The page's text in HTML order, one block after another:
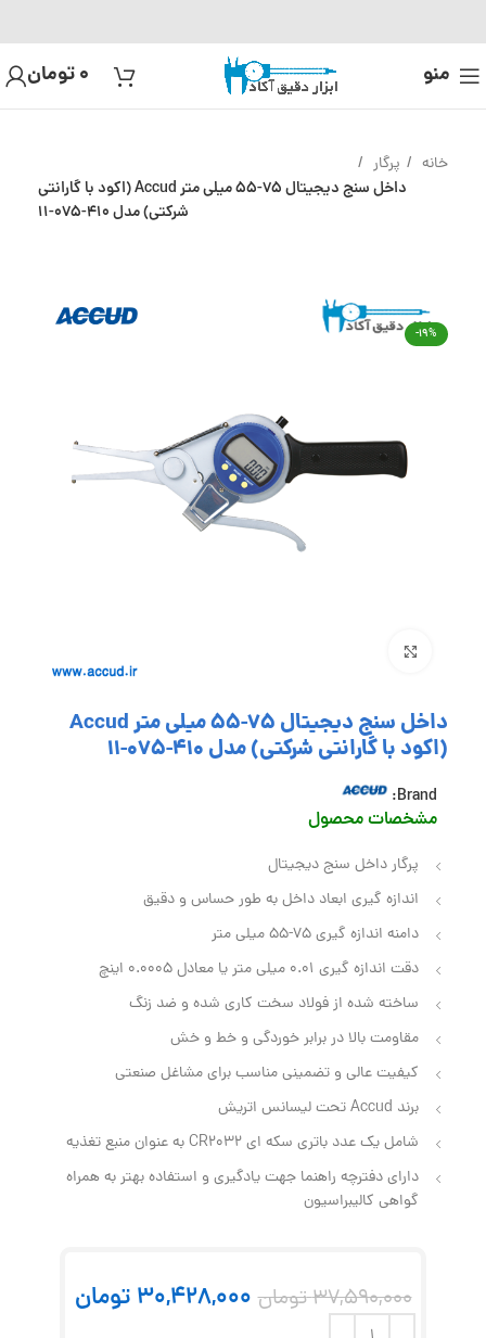
منو 0تومان
خانه پرگار
داخل سنج دیجیتال 75-55 میلی متر Accud (اکود با گارانتی
شرکتی) مدل 410-075-11
-19%
داخل سنج دیجیتال 75-55 میلی متر Accud
(اکود با گارانتی شرکتی) مدل 410-075-11
Brand:
مشخصات محصول
پرگار داخل سنج دیجیتال
اندازه گیری ابعاد داخل به طور حساس و دقیق
دامنه اندازه گیری 75-55 میلی متر
دقت اندازه گیری 0.01 میلی متر یا معادل 0.0005 اینچ
ساخته شده از فولاد سخت کاری شده و ضد زنگ
مقاومت بالا در برابر خوردگی و خط و خش
کیفیت عالی و تضمینی مناسب برای مشاغل صنعتی
برند Accud تحت لیسانس اتریش
شامل یک عدد باتری سکه ای CR2032 به عنوان منبع تغذیه
دارای دفترچه راهنما جهت یادگیری و استفاده بهتر به همراه
گواهی کالیبراسیون
37,590,000تومان 30,428,000 تومان